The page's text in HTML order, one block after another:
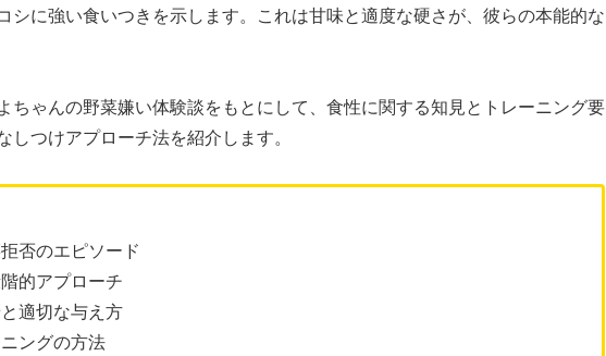
シに強い食いつきを示します。これは甘味と適度な硬さが、彼らの本能的な
ちゃんの野菜嫌い体験談をもとにして、食性に関する知見とトレーニング要
つけアプローチ法を紹介します。
否のエピソード
的アプローチ
適切な与え方
ングの方法